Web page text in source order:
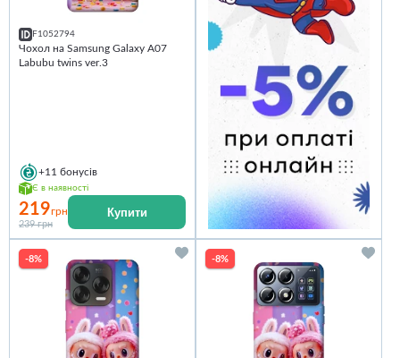
F1052794
Чохол на Samsung Galaxy A07
Labubu twins ver.3
+11 бонусів
Є в наявності
219грн
239 грн
Купити
-8% -8%